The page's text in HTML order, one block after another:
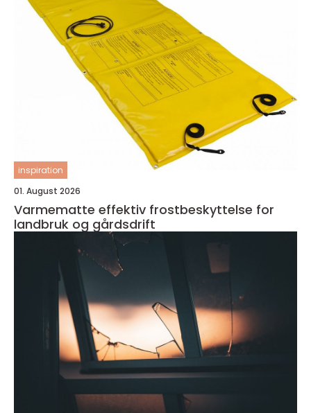
inspiration
01. August 2026
Varmematte effektiv frostbeskyttelse for
landbruk og gårdsdrift